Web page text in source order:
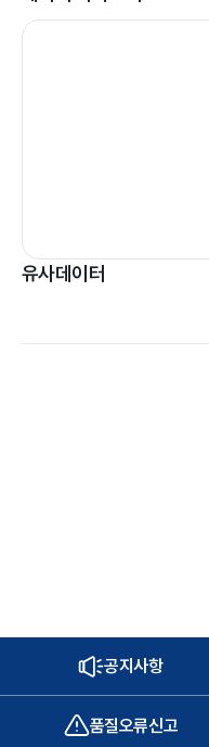
유사데이터
공지사항
품질오류신고